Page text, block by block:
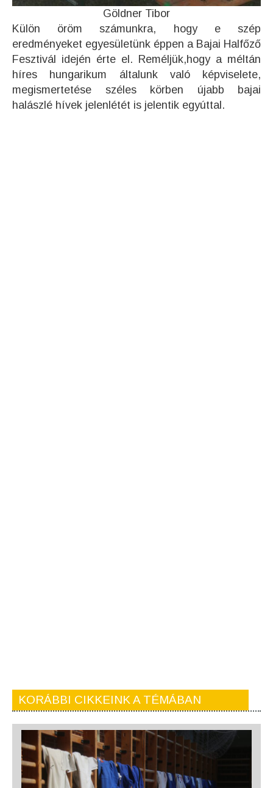
Göldner Tibor
Külön öröm számunkra, hogy e szép
eredményeket egyesületünk éppen a Bajai Halfőző
Fesztivál idején érte el. Reméljük,hogy a méltán
híres hungarikum általunk való képviselete,
megismertetése széles körben újabb bajai
halászlé hívek jelenlétét is jelentik egyúttal.
KORÁBBI CIKKEINK A TÉMÁBAN